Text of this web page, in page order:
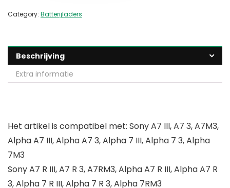
Category: Batterijladers
Beschrijving
Extra informatie
Het artikel is compatibel met: Sony A7 III, A7 3, A7M3,
Alpha A7 III, Alpha A7 3, Alpha 7 III, Alpha 7 3, Alpha
7M3
Sony A7 R III, A7 R 3, A7RM3, Alpha A7 R III, Alpha A7 R
3, Alpha 7 R III, Alpha 7 R 3, Alpha 7RM3